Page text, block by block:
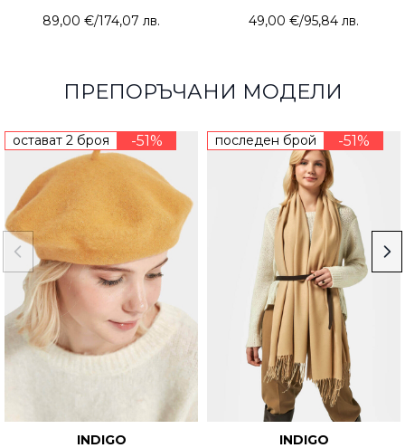
89,00 €/174,07 лв. 49,00 €/95,84 лв.
ПРЕПОРЪЧАНИ МОДЕЛИ
остават 2 броя -51%
INDIGO
последен брой -51%
INDIGO